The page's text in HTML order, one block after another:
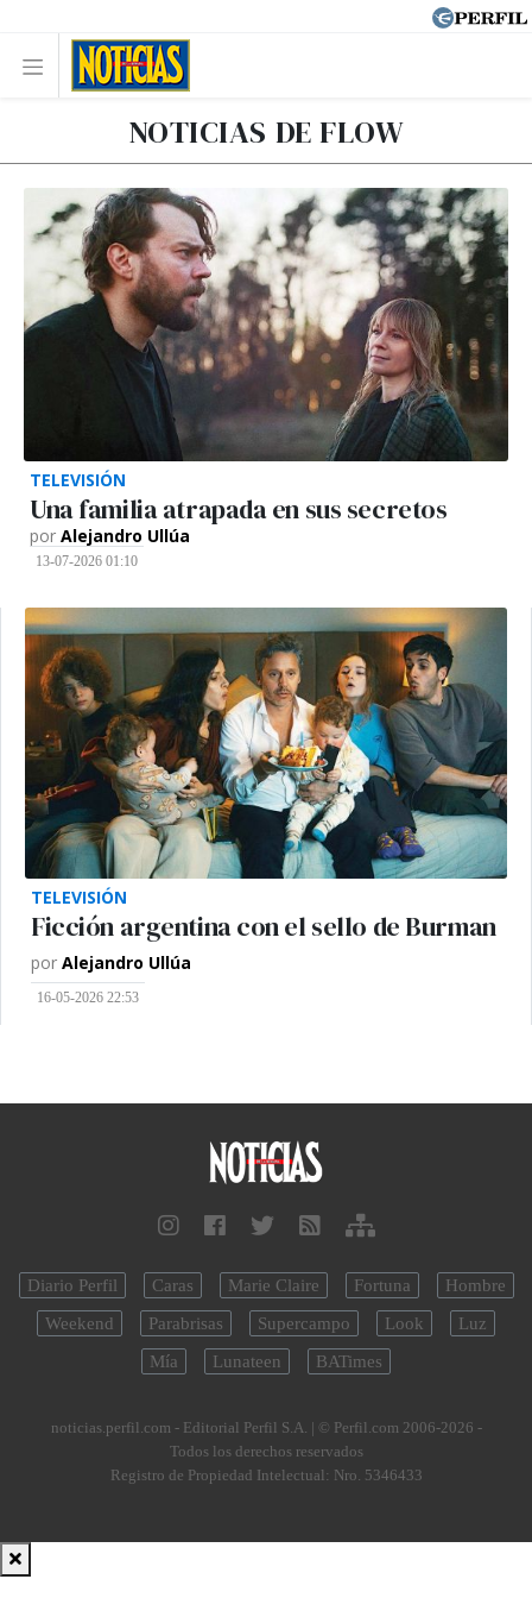
NOTICIAS DE FLOW
TELEVISIÓN
Una familia atrapada en sus secretos
por Alejandro Ullúa
13-07-2026 01:10
TELEVISIÓN
Ficción argentina con el sello de Burman
por Alejandro Ullúa
16-05-2026 22:53
Diario Perfil Caras Marie Claire Fortuna
Hombre
Weekend
Parabrisas Supercampo Look
Luz
Mía
Lunateen BATimes
noticias.perfil.com - Editorial Perfil S.A. | © Perfil.com 2006-2026 -
Todos los derechos reservados
Registro de Propiedad Intelectual: Nro. 5346433